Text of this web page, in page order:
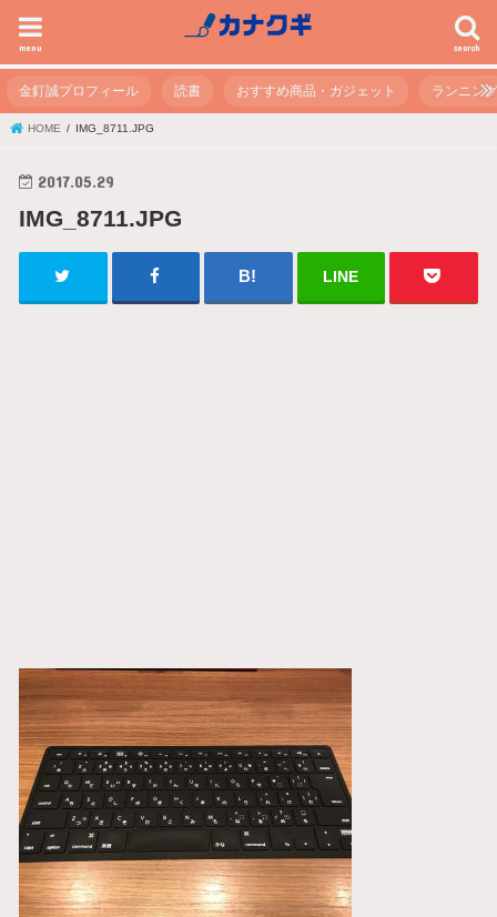
search
menu
金釘誠プロフィール 読書 おすすめ商品・ガジェット ランニング
HOME IMG_8711.JPG
2017.05.29
IMG_8711.JPG
LINE